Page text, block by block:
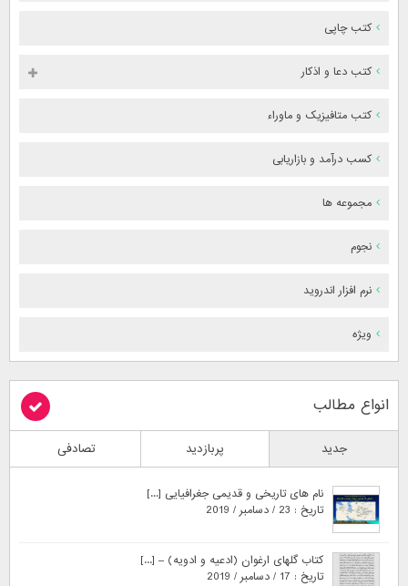
کتب چاپی
کتب دعا و اذکار
کتب متافیزیک و ماوراء
کسب درآمد و بازاریابی
مجموعه ها
نجوم
نرم افزار اندروید
ویژه
انواع مطالب
جدید پربازدید تصادفی
نام های تاریخی و قدیمی جغرافیایی [...]
تاریخ : 23 / دسامبر / 2019
کتاب گلهای ارغوان (ادعیه و ادویه) – [...]
تاریخ : 17 / دسامبر / 2019